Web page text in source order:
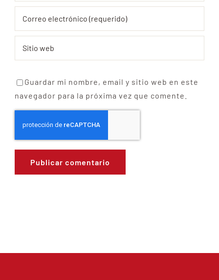
Guardar mi nombre, email y sitio web en este
navegador para la próxima vez que comente.